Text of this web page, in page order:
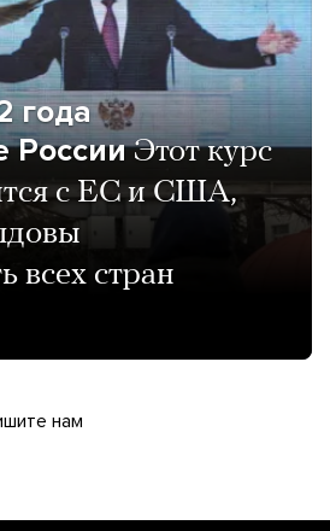
года
России Этот курс
с ЕС и США,
всех стран
нам